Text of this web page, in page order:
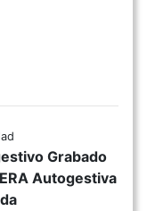
Grabado
Autogestiva